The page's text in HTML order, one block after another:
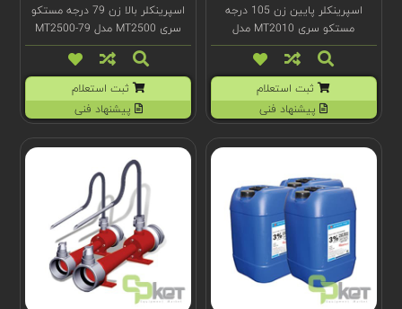
اسپرینکلر پایین زن 105 درجه
مستکو سری MT2010 مدل
MT2010-105
ثبت استعلام
پیشنهاد فنی
اسپرینکلر بالا زن 79 درجه مستکو
سری MT2500 مدل MT2500-79
ثبت استعلام
پیشنهاد فنی